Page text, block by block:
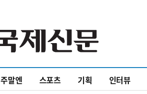
주말엔 스포츠 기획 인터뷰